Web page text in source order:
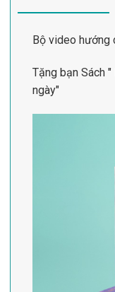
Bộ video hướng
Tặng bạn Sách
ngày"